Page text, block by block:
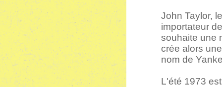
John Taylor,
importateur
souhaite une
crée alors
nom de
L'été 1973